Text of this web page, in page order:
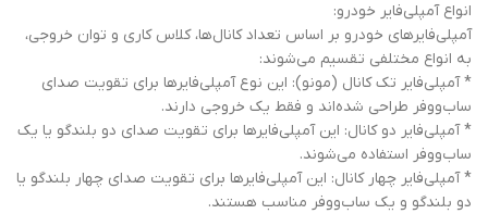
انواع آمپلی‌فایر خودرو:
آمپلی‌فایرهای خودرو بر اساس تعداد کانال‌ها، کلاس کاری و توان خروجی،
به انواع مختلفی تقسیم می‌شوند:
* آمپلی‌فایر تک کانال (مونو): این نوع آمپلی‌فایرها برای تقویت صدای
ساب‌ووفر طراحی شده‌اند و فقط یک خروجی دارند.
* آمپلی‌فایر دو کانال: این آمپلی‌فایرها برای تقویت صدای دو بلندگو یا یک
ساب‌ووفر استفاده می‌شوند.
* آمپلی‌فایر چهار کانال: این آمپلی‌فایرها برای تقویت صدای چهار بلندگو یا
دو بلندگو و یک ساب‌ووفر مناسب هستند.